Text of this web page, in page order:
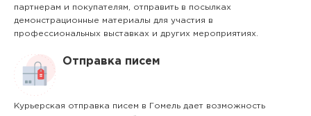
партнерам и покупателям, отправить в посылках
демонстрационные материалы для участия в
профессиональных выставках и других мероприятиях.
Отправка писем
Курьерская отправка писем в Гомель дает возможность